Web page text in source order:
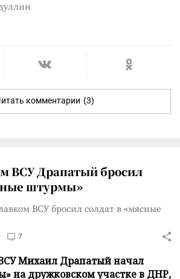
комментарии (3)
ВСУ Драпатый бросил
штурмы»
ВСУ бросил солдат в «мясные
7
Михаил Драпатый начал
на дружковском участке в ДНР,